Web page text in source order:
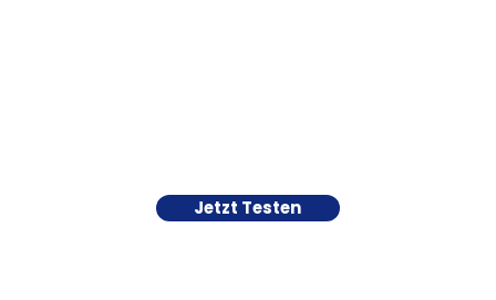
Jetzt Testen